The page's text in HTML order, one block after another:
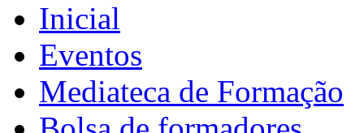
Inicial
Eventos
Mediateca de Formação